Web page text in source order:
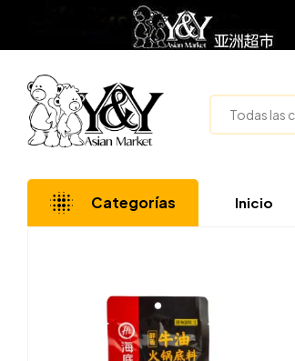
Todas las
Categorías Inicio